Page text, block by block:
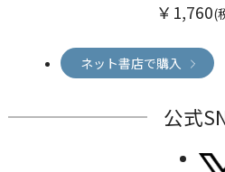
￥1,760(
ネット書店で購入
公式